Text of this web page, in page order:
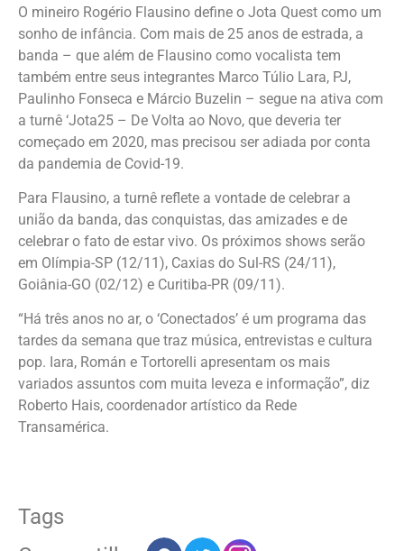
O mineiro Rogério Flausino define o Jota Quest como um
sonho de infância. Com mais de 25 anos de estrada, a
banda – que além de Flausino como vocalista tem
também entre seus integrantes Marco Túlio Lara, PJ,
Paulinho Fonseca e Márcio Buzelin – segue na ativa com
a turnê ‘Jota25 – De Volta ao Novo, que deveria ter
começado em 2020, mas precisou ser adiada por conta
da pandemia de Covid-19.
Para Flausino, a turnê reflete a vontade de celebrar a
união da banda, das conquistas, das amizades e de
celebrar o fato de estar vivo. Os próximos shows serão
em Olímpia-SP (12/11), Caxias do Sul-RS (24/11),
Goiânia-GO (02/12) e Curitiba-PR (09/11).
“Há três anos no ar, o ‘Conectados’ é um programa das
tardes da semana que traz música, entrevistas e cultura
pop. Iara, Román e Tortorelli apresentam os mais
variados assuntos com muita leveza e informação”, diz
Roberto Hais, coordenador artístico da Rede
Transamérica.
Tags